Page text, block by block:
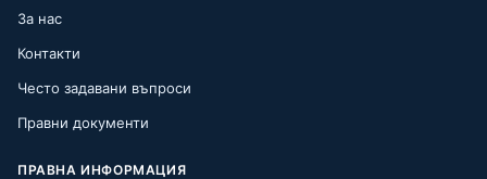
За нас
Контакти
Често задавани въпроси
Правни документи
ПРАВНА ИНФОРМАЦИЯ